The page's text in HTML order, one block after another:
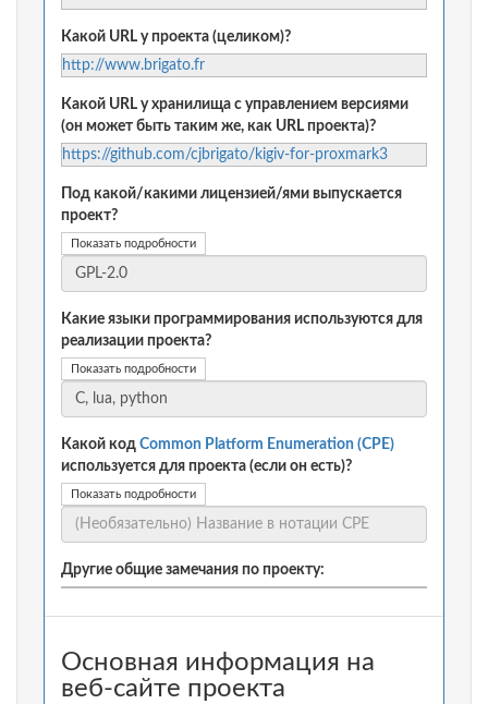
Какой URL у проекта (целиком)?
http://www.brigato.fr
Какой URL у хранилища с управлением версиями
(он может быть таким же, как URL проекта)?
https://github.com/cjbrigato/kigiv-for-proxmark3
Под какой/какими лицензией/ями выпускается
проект?
Показать подробности
Какие языки программирования используются для
реализации проекта?
Показать подробности
Какой код Common Platform Enumeration (CPE)
используется для проекта (если он есть)?
Показать подробности
Другие общие замечания по проекту:
Основная информация на
веб-сайте проекта